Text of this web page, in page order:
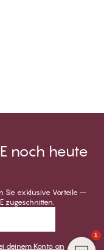
noch heute
Sie exklusive Vorteile –
zugeschnitten.
deinem Konto an
1